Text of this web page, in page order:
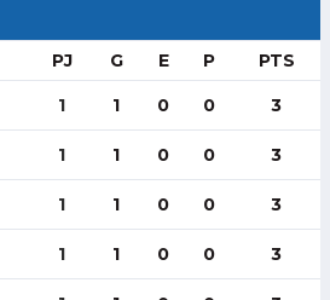
PJ G E P PTS
1 1 0 0 3
1 1 0 0 3
1 1 0 0 3
1 1 0 0 3